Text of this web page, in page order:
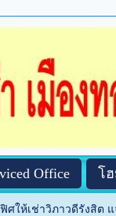
Office โ
ศให้เช่าวิภาวดีรังสิต